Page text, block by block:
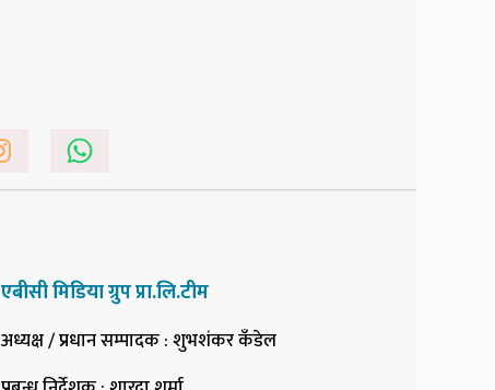
एबीसी मिडिया ग्रुप प्रा.लि.टीम
अध्यक्ष / प्रधान सम्पादक: शुभशंकर कँडेल